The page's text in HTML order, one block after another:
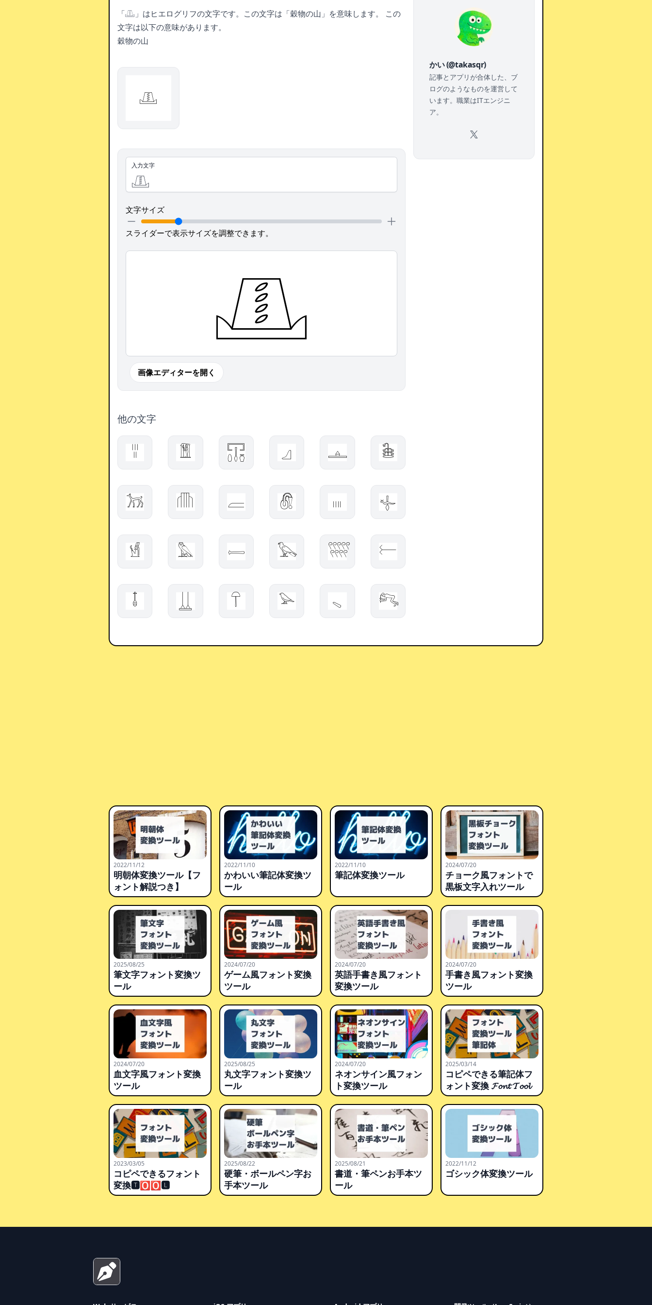
「𓊚」はヒエログリフの文字です。この文字は「穀物の山」を意味します。
この
文字は以下の意味があります。
穀物の山
𓊚
入力文字
文字サイズ
スライダーで表示サイズを調整できます。
𓊚
画像エディターを開く
他の文字
𓏾 𓁱 𓉓 𓈎 𓊵 𓇖
𓃡 𓏆 𓐝 𓋧 𓏽 𓊥
𓁫 𓅓 𓌇 𓅂 𓍪 𓍕
𓄤 𓋲 𓋼 𓅪 𓈅 𓀐
かい (@takasqr)
記事とアプリが合体した、ブ
ログのようなものを運営して
います。職業はITエンジニ
ア。
X
2022/11/12
明朝体変換ツール【フ
ォント解説つき】
2022/11/10
かわいい筆記体変換ツ
ール
2022/11/10
筆記体変換ツール
2024/07/20
チョーク風フォントで
黒板文字入れツール
2025/08/25
筆文字フォント変換ツ
ール
2024/07/20
ゲーム風フォント変換
ツール
2024/07/20
英語手書き風フォント
変換ツール
2024/07/20
手書き風フォント変換
ツール
2024/07/20
血文字風フォント変換
ツール
2025/08/25
丸文字フォント変換ツ
ール
2024/07/20
ネオンサイン風フォン
ト変換ツール
2025/03/14
コピペできる筆記体フ
ォント変換 𝓕𝓸𝓷𝓽 𝓣𝓸𝓸𝓵
2023/03/05
コピペできるフォント
変換🆃🅾🅾🅻
2025/08/22
硬筆・ボールペン字お
手本ツール
2025/08/21
書道・筆ペンお手本ツ
ール
2022/11/12
ゴシック体変換ツール